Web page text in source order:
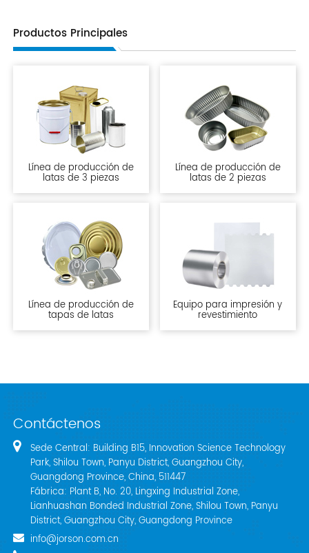
Productos Principales
Línea de producción de
latas de 3 piezas
Línea de producción de
latas de 2 piezas
Línea de producción de
tapas de latas
Equipo para impresión y
revestimiento
Contáctenos
Sede Central: Building B15, Innovation Science Technology
Park, Shilou Town, Panyu District, Guangzhou City,
Guangdong Province, China, 511447
Fábrica: Plant B, No. 20, Lingxing Industrial Zone,
Lianhuashan Bonded Industrial Zone, Shilou Town, Panyu
District, Guangzhou City, Guangdong Province
info@jorson.com.cn